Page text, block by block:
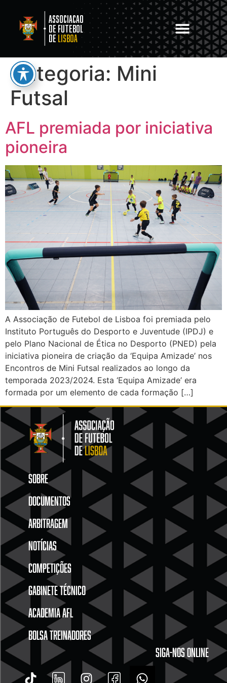
Associacao
de Futebol
de Lisboa
Categoria: Mini
Futsal
AFL premiada por iniciativa
pioneira
A Associação de Futebol de Lisboa foi premiada pelo
Instituto Português do Desporto e Juventude (IPDJ) e
pelo Plano Nacional de Ética no Desporto (PNED) pela
iniciativa pioneira de criação da ‘Equipa Amizade’ nos
Encontros de Mini Futsal realizados ao longo da
temporada 2023/2024. Esta ‘Equipa Amizade’ era
formada por um elemento de cada formação […]
SOBRE
DOCUMENTOS
ARBITRAGEM
NOTÍCIAS
COMPETIÇÕES
GABINETE TÉCNICO
ACADEMIA AFL
BOLSA TREINADORES
SIGA-NOS ONLINE